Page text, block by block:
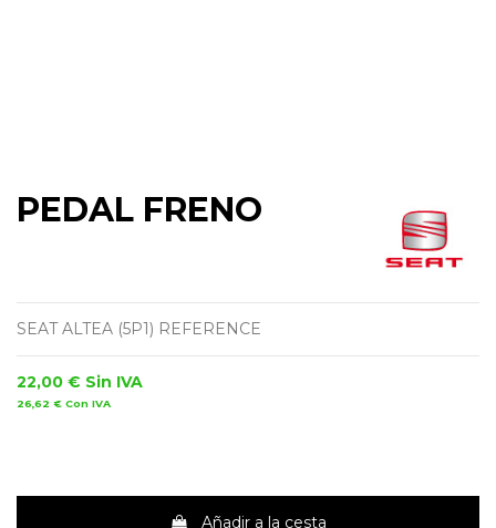
PEDAL FRENO
SEAT ALTEA (5P1) REFERENCE
22,00 € Sin IVA
26,62 € Con IVA
Añadir a la cesta